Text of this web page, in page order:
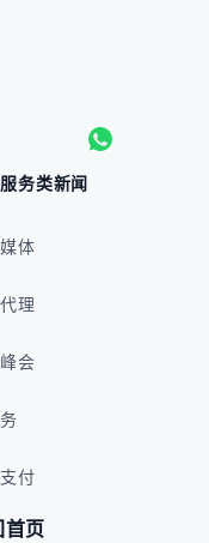
务类新闻
体
理
会
付
首页